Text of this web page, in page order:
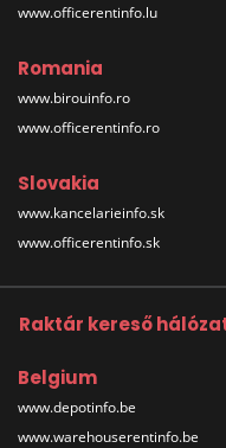
www.officerentinfo.lu
Romania
www.birouinfo.ro
www.officerentinfo.ro
Slovakia
www.kancelarieinfo.sk
www.officerentinfo.sk
Raktár kereső
Belgium
www.depotinfo.be
www.warehouserentinfo.be